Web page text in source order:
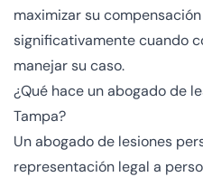
maximizar su
significativamente cuando
manejar su caso.
¿Qué hace un abogado de
Tampa?
Un abogado de lesiones
representación legal a